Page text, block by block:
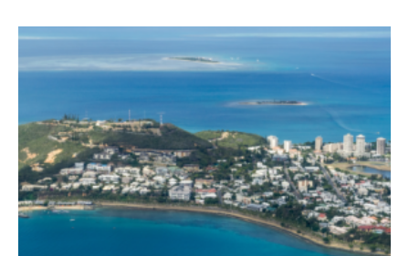
la
prévention
des
pérille...
Nouvelle-
Calédonie
juge
administratif
n’est
pas